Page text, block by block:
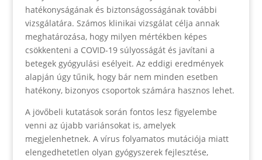
hatékonyságának és biztonságosságának további
vizsgálatára. Számos klinikai vizsgálat célja annak
meghatározása, hogy milyen mértékben képes
csökkenteni a COVID-19 súlyosságát és javítani a
betegek gyógyulási esélyeit. Az eddigi eredmények
alapján úgy tűnik, hogy bár nem minden esetben
hatékony, bizonyos csoportok számára hasznos lehet.
A jövőbeli kutatások során fontos lesz figyelembe
venni az újabb variánsokat is, amelyek
megjelenhetnek. A vírus folyamatos mutációja miatt
elengedhetetlen olyan gyógyszerek fejlesztése,